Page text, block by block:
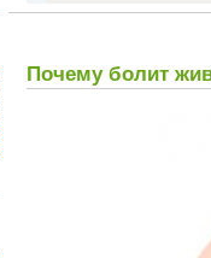
Почему болит